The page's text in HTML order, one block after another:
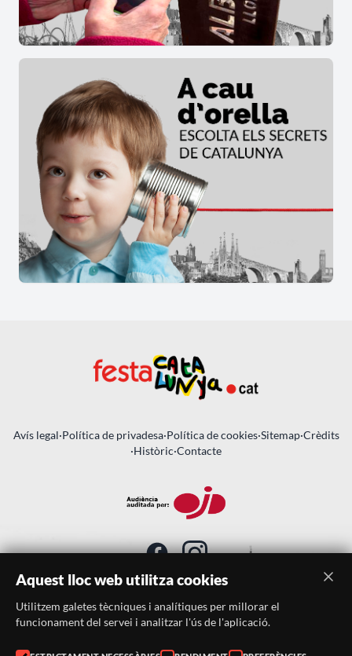
Avís legal·Política de privadesa·Política de cookies·Sitemap·Crèdits
·Històric·Contacte
SUBSCRIU-TE AL BUTLLETÍ
Aquest lloc web utilitza cookies
Utilitzem galetes tècniques i analítiques per millorar el
funcionament del servei i analitzar l'ús de l'aplicació.